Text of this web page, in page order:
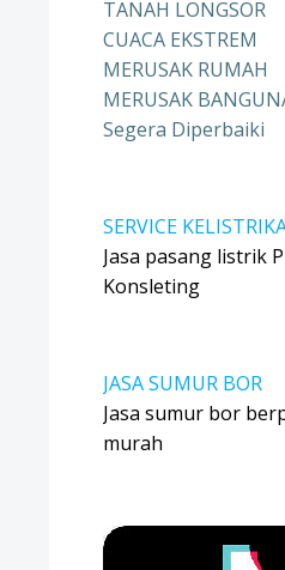
TANAH LONGSOR
CUACA EKSTREM
MERUSAK RUMAH
MERUSAK
Segera Diperbaiki
SERVICE
Jasa pasang listrik
Konsleting
JASA SUMUR BOR
Jasa sumur bor
murah